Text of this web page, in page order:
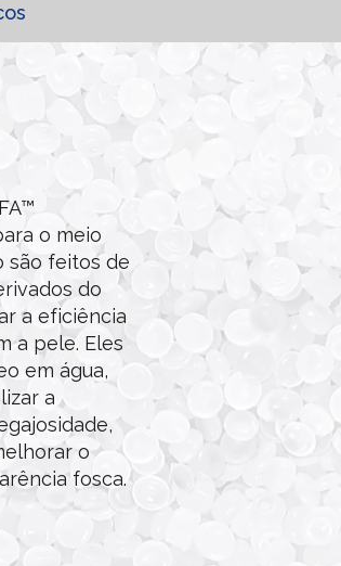
o meio
são feitos de
do
a eficiência
a pele. Eles
em água,
a
o
fosca.